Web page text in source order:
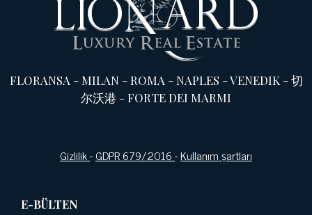
FLORANSA -MILAN-ROMA -NAPLES -VENEDIK-切
尔沃港 -FORTE DEI MARMI
Gizlilik-GDPR 679/2016-Kullanım şartları
E-BÜLTEN